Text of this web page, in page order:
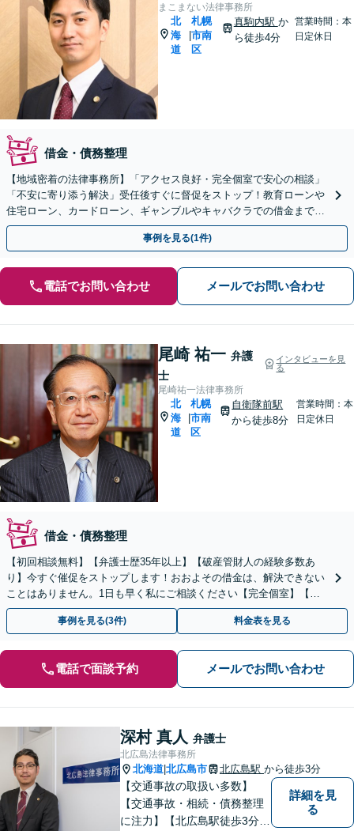
まこまない法律事務所
北
海
道
札幌
市南
区
真駒内駅 か
ら徒歩4分
営業時間：本
日定休日
借金・債務整理
【地域密着の法律事務所】「アクセス良好・完全個室で安心の相談」
「不安に寄り添う解決」受任後すぐに督促をストップ！教育ローンや
住宅ローン、カードローン、ギャンブルやキャバクラでの借金まで、
さまざまな債務問題を解決してきた豊富な実績あり
事例を見る(1件)
電話でお問い合わせ メールでお問い合わせ
尾崎 祐一 弁護
士
インタビューを見
る
尾崎祐一法律事務所
北
海
道
札幌
市南
区
自衛隊前駅
から徒歩8分
営業時間：本
日定休日
借金・債務整理
【初回相談無料】【弁護士歴35年以上】【破産管財人の経験多数あ
り】今すぐ催促をストップします！おおよその借金は、解決できない
ことはありません。1日も早く私にご相談ください【完全個室】【自
衛隊前駅8分】
事例を見る(3件) 料金表を見る
電話で面談予約 メールでお問い合わせ
深村 真人 弁護士
北広島法律事務所
北海道 北広島市 北広島駅 から徒歩3分
【交通事故の取扱い多数】
【交通事故・相続・債務整理
に注力】【北広島駅徒歩3分】
詳細を見
る